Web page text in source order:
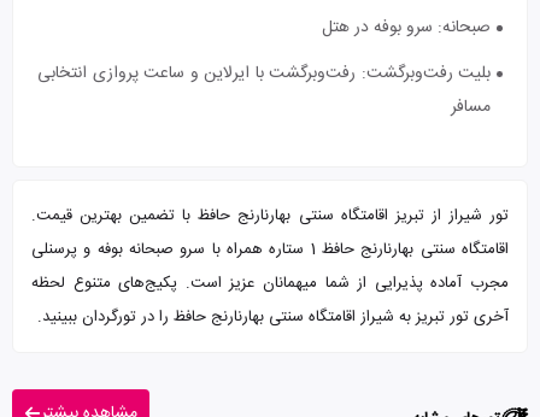
صبحانه: سرو بوفه در هتل
بلیت رفت‌و‌برگشت: رفت‌و‌برگشت با ایرلاین و ساعت پروازی انتخابی
مسافر
تور شیراز از تبریز اقامتگاه سنتی بهارنارنج حافظ با تضمین بهترین قیمت.
اقامتگاه سنتی بهارنارنج حافظ 1 ستاره همراه با سرو صبحانه بوفه و پرسنلی
مجرب آماده پذیرایی از شما میهمانان عزیز است. پکیج‌های متنوع لحظه
آخری تور تبریز به شیراز اقامتگاه سنتی بهارنارنج حافظ را در تورگردان ببینید.